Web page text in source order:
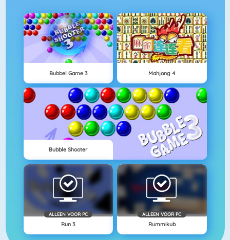
Bubbel Game 3 Mahjong 4
Bubble Shooter
ALLEEN VOOR PC
Run 3
ALLEEN VOOR PC
Rummikub